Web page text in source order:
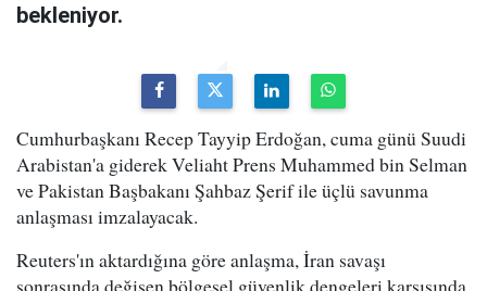
bekleniyor.
Cumhurbaşkanı Recep Tayyip Erdoğan, cuma günü Suudi
Arabistan'a giderek Veliaht Prens Muhammed bin Selman
ve Pakistan Başbakanı Şahbaz Şerif ile üçlü savunma
anlaşması imzalayacak.
Reuters'ın aktardığına göre anlaşma, İran savaşı
sonrasında değişen bölgesel güvenlik dengeleri karşısında